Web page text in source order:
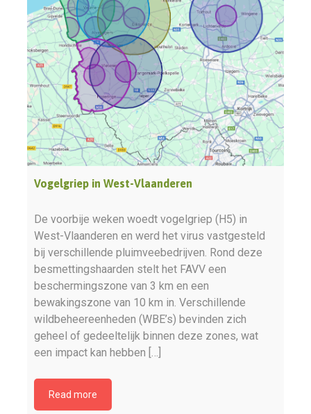
Vogelgriep in West-Vlaanderen
De voorbije weken woedt vogelgriep (H5) in
West-Vlaanderen en werd het virus vastgesteld
bij verschillende pluimveebedrijven. Rond deze
besmettingshaarden stelt het FAVV een
beschermingszone van 3 km en een
bewakingszone van 10 km in. Verschillende
wildbeheereenheden (WBE’s) bevinden zich
geheel of gedeeltelijk binnen deze zones, wat
een impact kan hebben […]
Read more